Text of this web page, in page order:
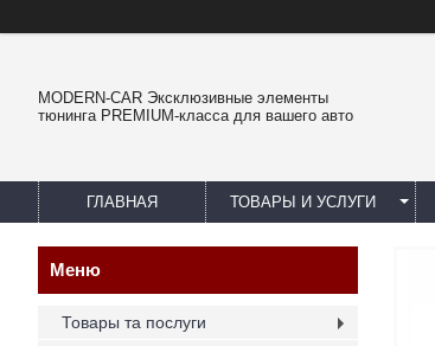
MODERN-CAR Эксклюзивные элементы
тюнинга PREMIUM-класса для вашего авто
ГЛАВНАЯ ТОВАРЫ И УСЛУГИ
Товары та послуги